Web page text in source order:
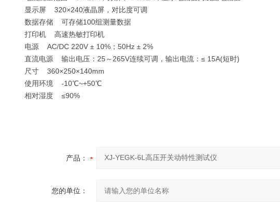
显示屏 320×240液晶屏，对比度可调
数据存储 可存储100组测量数据
打印机 高速热敏打印机
电源 AC/DC 220V ± 10%；50Hz ± 2%
直流电源 输出电压：25～265V连续可调，输出电流：≤ 15A(短时)
尺寸 360×250×140mm
使用环境 -10℃~+50℃
相对湿度 ≤90%
产品：
您的单位：